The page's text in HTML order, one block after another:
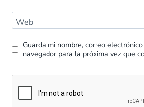
Web
Guarda mi nombre, correo
navegador para la próxima vez que